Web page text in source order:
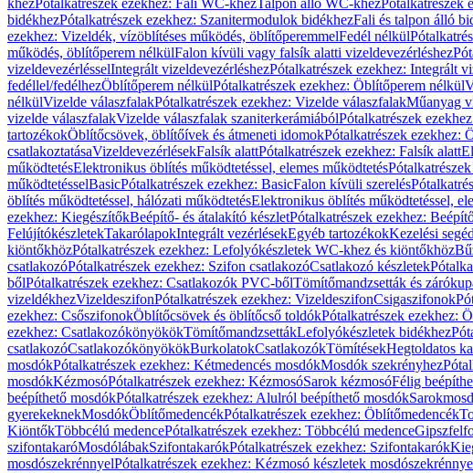
khezPótalkatrészek ezekhez: Fali WC-khezTalpon álló WC-khezPótalkatrészek
bidékhezPótalkatrészek ezekhez: Szanitermodulok bidékhezFali és talpon álló
ezekhez: Vizeldék, vízöblítéses működés, öblítőperemmelFedél nélkül
működés, öblítőperem nélkülFalon kívüli vagy falsík alatti vizeldevezérléshez
vizeldevezérlésselIntegrált vizeldevezérléshezPótalkatrészek ezekhez: Integrált
fedéllel/fedélhezÖblítőperem nélkülPótalkatrészek ezekhez: Öblítőperem nélkül
nélkülVizelde válaszfalakPótalkatrészek ezekhez: Vizelde válaszfalakMűanyag
vizelde válaszfalakVizelde válaszfalak szaniterkerámiábólPótalkatrészek
tartozékokÖblítőcsövek, öblítőívek és átmeneti idomokPótalkatrészek ezekhez:
csatlakoztatásaVizeldevezérlésekFalsík alattPótalkatrészek ezekhez: Falsík alatt
működtetésElektronikus öblítés működtetéssel, elemes működtetés
működtetésselBasicPótalkatrészek ezekhez: BasicFalon kívüli szerelés
öblítés működtetéssel, hálózati működtetésElektronikus öblítés működtetéssel,
ezekhez: KiegészítőkBeépítő- és átalakító készletPótalkatrészek ezekhez:
FelújítókészletekTakarólapokIntegrált vezérlésekEgyéb tartozékokKezelési
kiöntőkhözPótalkatrészek ezekhez: Lefolyókészletek WC-khez és kiöntőkhöz
csatlakozóPótalkatrészek ezekhez: Szifon csatlakozóCsatlakozó készletek
bőlPótalkatrészek ezekhez: Csatlakozók PVC-bőlTömítőmandzsetták és
vizeldékhezVizeldeszifonPótalkatrészek ezekhez: VizeldeszifonCsigaszifonok
ezekhez: CsőszifonokÖblítőcsövek és öblítőcső toldókPótalkatrészek ezekhez:
ezekhez: CsatlakozókönyökökTömítőmandzsettákLefolyókészletek bidékhez
csatlakozóCsatlakozókönyökökBurkolatokCsatlakozókTömítésekHegtoldatos
mosdókPótalkatrészek ezekhez: Kétmedencés mosdókMosdók szekrényhez
mosdókKézmosóPótalkatrészek ezekhez: KézmosóSarok kézmosóFélig
beépíthető mosdókPótalkatrészek ezekhez: Alulról beépíthető mosdók
gyerekeknekMosdókÖblítőmedencékPótalkatrészek ezekhez: Öblítőmedencék
KiöntőkTöbbcélú medencePótalkatrészek ezekhez: Többcélú medence
szifontakaróMosdólábakSzifontakarókPótalkatrészek ezekhez: Szifontakarók
mosdószekrénnyelPótalkatrészek ezekhez: Kézmosó készletek